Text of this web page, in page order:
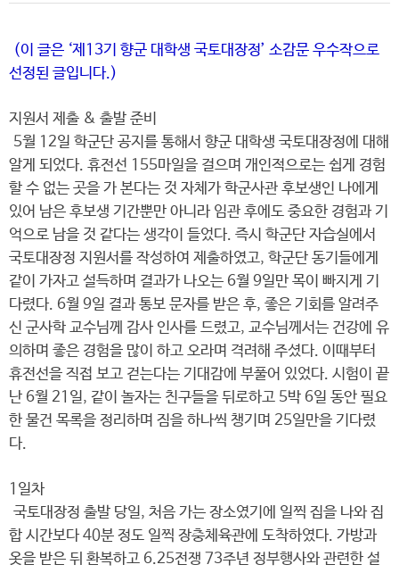
(이 글은 ‘제13기 향군 대학생 국토대장정’ 소감문 우수작으로
선정된 글입니다.)
지원서 제출 & 출발 준비
5월 12일 학군단 공지를 통해서 향군 대학생 국토대장정에 대해
알게 되었다. 휴전선 155마일을 걸으며 개인적으로는 쉽게 경험
할 수 없는 곳을 가 본다는 것 자체가 학군사관 후보생인 나에게
있어 남은 후보생 기간뿐만 아니라 임관 후에도 중요한 경험과 기
억으로 남을 것 같다는 생각이 들었다. 즉시 학군단 자습실에서
국토대장정 지원서를 작성하여 제출하였고, 학군단 동기들에게
같이 가자고 설득하며 결과가 나오는 6월 9일만 목이 빠지게 기
다렸다. 6월 9일 결과 통보 문자를 받은 후, 좋은 기회를 알려주
신 군사학 교수님께 감사 인사를 드렸고, 교수님께서는 건강에 유
의하며 좋은 경험을 많이 하고 오라며 격려해 주셨다. 이때부터
휴전선을 직접 보고 걷는다는 기대감에 부풀어 있었다. 시험이 끝
난 6월 21일, 같이 놀자는 친구들을 뒤로하고 5박 6일 동안 필요
한 물건 목록을 정리하며 짐을 하나씩 챙기며 25일만을 기다렸
다.
1일차
국토대장정 출발 당일, 처음 가는 장소였기에 일찍 집을 나와 집
합 시간보다 40분 정도 일찍 장충체육관에 도착하였다. 가방과
옷을 받은 뒤 환복하고 6.25전쟁 73주년 정부행사와 관련한 설